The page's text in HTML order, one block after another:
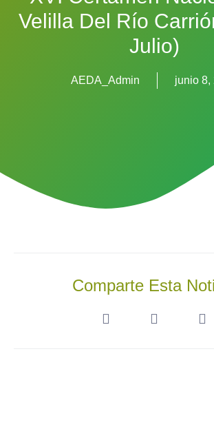
Velilla Del Río
Julio)
AEDA_Admin junio 8,
Comparte Esta